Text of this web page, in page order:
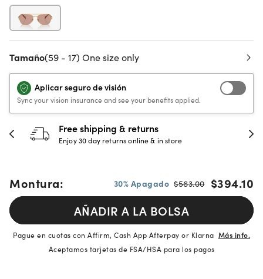
Tamaño(59 - 17) One size only
Aplicar seguro de visión
Sync your vision insurance and see your benefits applied.
Free shipping & returns
Enjoy 30 day returns online & in store
Montura: 30% Apagado $563.00 $394.10
AÑADIR A LA BOLSA
Pague en cuotas con Affirm, Cash App Afterpay or Klarna Más info.
Aceptamos tarjetas de FSA/HSA para los pagos